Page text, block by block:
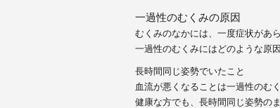
一過性のむくみの原因
むくみのなかには、一度症状があ
一過性のむくみにはどのような原
長時間同じ姿勢でいたこと
血流が悪くなることは一過性のむ
健康な方でも、長時間同じ姿勢の